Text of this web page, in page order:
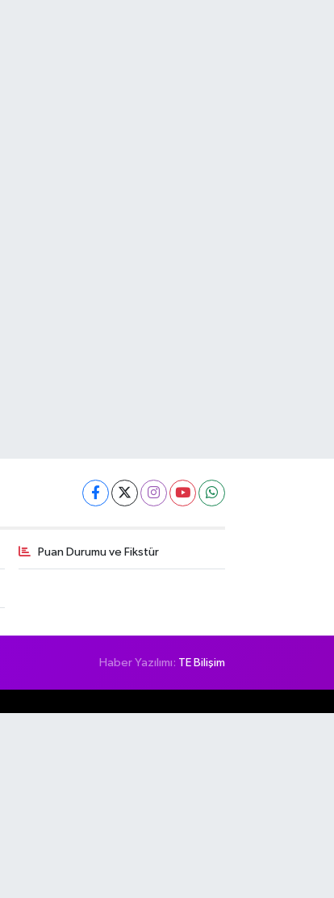
Puan Durumu ve Fikstür
Haber Yazılımı: TE Bilişim